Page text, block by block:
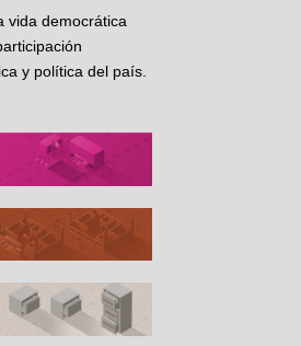
vida democrática
y política del país.